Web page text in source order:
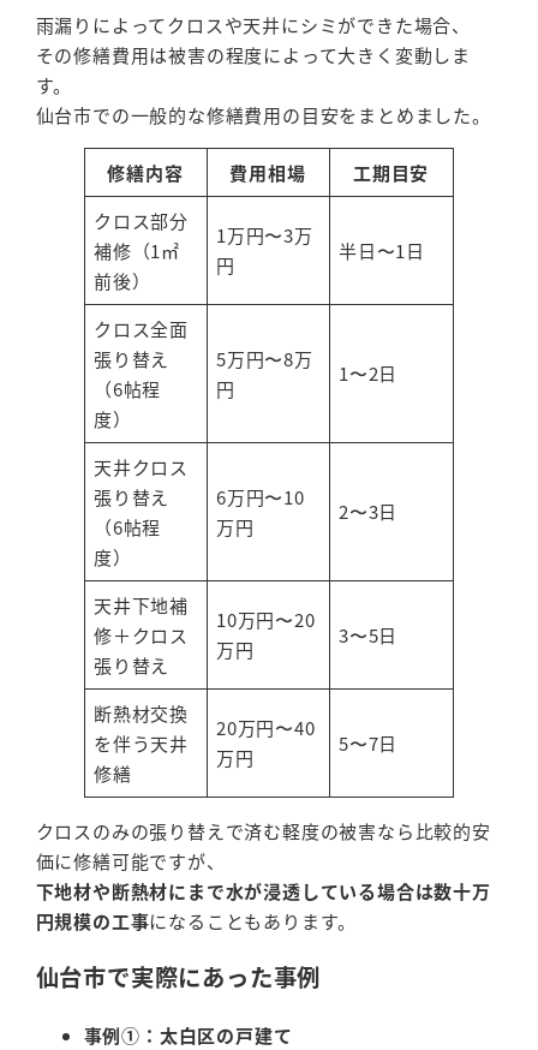
雨漏りによってクロスや天井にシミができた場合、
その修繕費用は被害の程度によって大きく変動しま
す。
仙台市での一般的な修繕費用の目安をまとめました。
修繕内容 費用相場
工期目安
クロス部分
補修（1㎡
前後）
1万円〜3万
円
半日〜1日
クロス全面
張り替え
（6帖程
度）
5万円〜8万
円
1〜2日
天井クロス
張り替え
（6帖程
度）
6万円〜10
万円
2〜3日
天井下地補
修＋クロス
張り替え
10万円〜20
万円
3〜5日
断熱材交換
を伴う天井
修繕
20万円〜40
万円
5〜7日
クロスのみの張り替えで済む軽度の被害なら比較的安
価に修繕可能ですが、
下地材や断熱材にまで水が浸透している場合は数十万
円規模の工事になることもあります。
仙台市で実際にあった事例
事例①：太白区の戸建て